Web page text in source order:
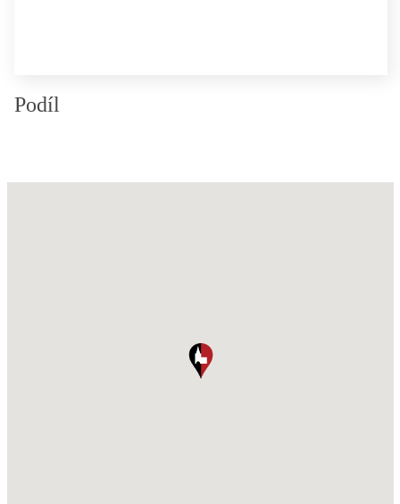
Podíl